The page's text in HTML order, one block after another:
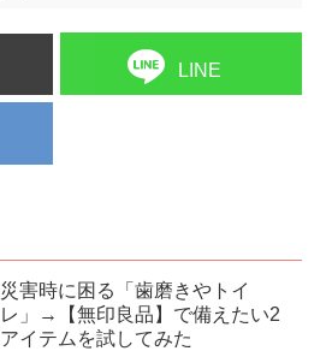
LINE
災害時に困る「歯磨きやトイ
レ」→【無印良品】で備えたい2
アイテムを試してみた